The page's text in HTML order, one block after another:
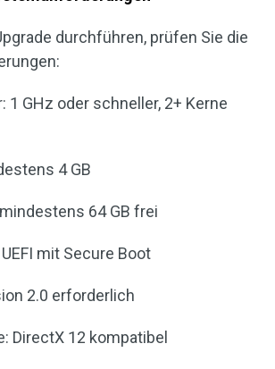
durchführen, prüfen Sie die
1 GHz oder schneller, 2+ Kerne
4 GB
64 GB frei
mit Secure Boot
2.0 erforderlich
DirectX 12 kompatibel